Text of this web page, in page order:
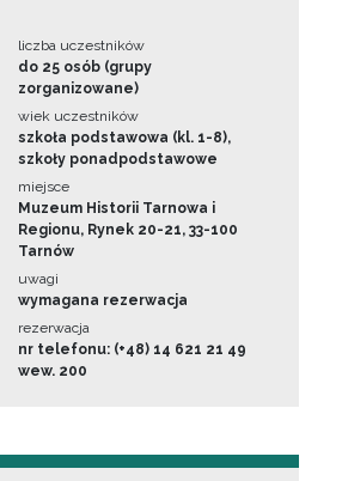
liczba uczestników
do 25 osób (grupy
zorganizowane)
wiek uczestników
szkoła podstawowa (kl. 1-8),
szkoły ponadpodstawowe
miejsce
Muzeum Historii Tarnowa i
Regionu, Rynek 20-21, 33-100
Tarnów
uwagi
wymagana rezerwacja
rezerwacja
nr telefonu: (+48) 14 621 21 49
wew. 200